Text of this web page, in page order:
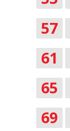
57
61
65
69